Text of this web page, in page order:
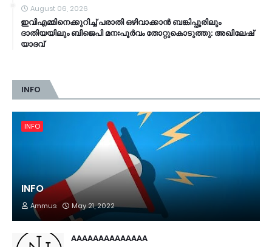
August 06, 2026
ഇവിഎമ്മിനെക്കുറിച്ച്‌ പരാതി ഒഴിവാക്കാന്‍ ബങ്കിപ്പൂരിലും
ദാതിയയിലും ബിജെപി മനഃപൂര്‍വം തോറ്റുകൊടുത്തു: അഖിലേഷ്
യാദവ്‌
INFO
INFO
INFO
Ammus May 21, 2022
AAAAAAAAAAAAAA